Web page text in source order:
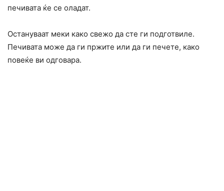
печивата ќе се оладат.
Остануваат меки како свежо да сте ги подготвиле.
Печивата може да ги пржите или да ги печете, како
повеќе ви одговара.